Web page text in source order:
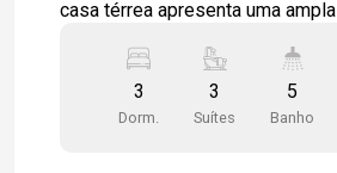
casa térrea apresenta uma
piso em porcelanato. O imóvel
um escritório. A cozinha é equipada com armários
planejados, cooktop, instalação
3
Dorm.
3
Suítes
5
Banho